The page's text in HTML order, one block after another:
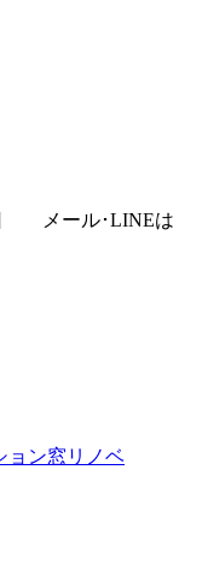
メール･LINEは